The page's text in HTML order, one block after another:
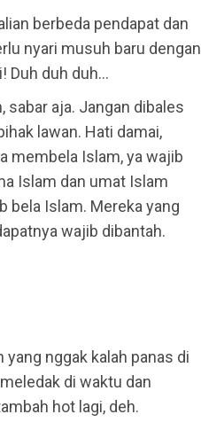
berbeda pendapat dan
nyari musuh baru dengan
Duh duh duh…
sabar aja. Jangan dibales
lawan. Hati damai,
membela Islam, ya wajib
Islam dan umat Islam
bela Islam. Mereka yang
wajib dibantah.
nggak kalah panas di
di waktu dan
hot lagi, deh.